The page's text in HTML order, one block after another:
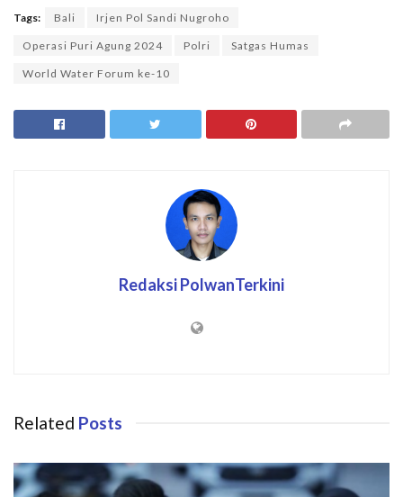
Tags: Bali Irjen Pol Sandi Nugroho
Operasi Puri Agung 2024 Polri Satgas Humas
World Water Forum ke-10
Redaksi PolwanTerkini
Related Posts